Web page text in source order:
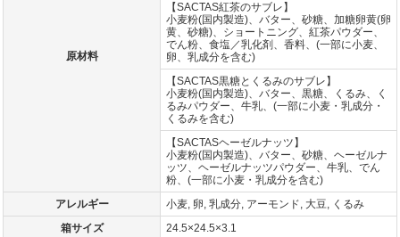
原材料
【SACTAS紅茶のサブレ】
小麦粉(国内製造)、バター、砂糖、加糖卵黄(卵
黄、砂糖)、ショートニング、紅茶パウダー、
でん粉、食塩／乳化剤、香料、(一部に小麦、
卵、乳成分を含む)
【SACTAS黒糖とくるみのサブレ】
小麦粉(国内製造)、バター、黒糖、くるみ、く
るみパウダー、牛乳、(一部に小麦・乳成分・
くるみを含む)
【SACTASヘーゼルナッツ】
小麦粉(国内製造)、バター、砂糖、ヘーゼルナ
ッツ、ヘーゼルナッツパウダー、牛乳、でん
粉、(一部に小麦・乳成分を含む)
アレルギー
小麦, 卵, 乳成分, アーモンド, 大豆, くるみ
箱サイズ
24.5×24.5×3.1